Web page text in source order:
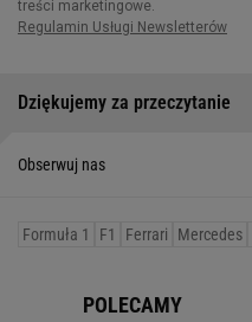
Dziękujemy za przeczytanie
Obserwuj nas
Formuła 1 F1 Ferrari Mercedes
POLECAMY